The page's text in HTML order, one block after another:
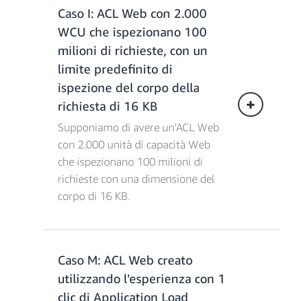
Costi per le regole = 0,99 € * (4 regole)
= 3,96 €
Costi per le richieste = 0,59 €/milione *
(100 milioni di richieste + 1.000
tentativi) = 59 €
Tentativi CAPTCHA = 0,39 €/mille *
10.000 = 3,90 €
Spese combinate totali = 71,79
€/mese
Costi dell'ACL Web = 4,93 € x 1 =
4,93 €
Costi per le regole = 0,99 € * (4 regole)
= 3,96 €
Costi per le richieste = 0,59 €/milione *
(100 milioni di richieste) = 59 €
Costi di gestione di richieste
sovradimensionate per una dimensione
del corpo di 32 kb = 0,89 €/milione* (1
milione di richieste) = 0,89 €
Spese combinate totali = 68,78
distribuzioni CloudFront
Caso I: ACL Web con 2.000
WCU che ispezionano 100
milioni di richieste, con un
limite predefinito di
ispezione del corpo della
richiesta di 16 KB
Supponiamo di avere un'ACL Web
con 2.000 unità di capacità Web
che ispezionano 100 milioni di
richieste con una dimensione del
corpo di 16 KB.
Costi dell'ACL Web = 4,93 € x 1 =
4,93 €
Costi per le regole = 0,99 € * (4 regole)
Caso M: ACL Web creato
utilizzando l'esperienza con 1
clic di Application Load